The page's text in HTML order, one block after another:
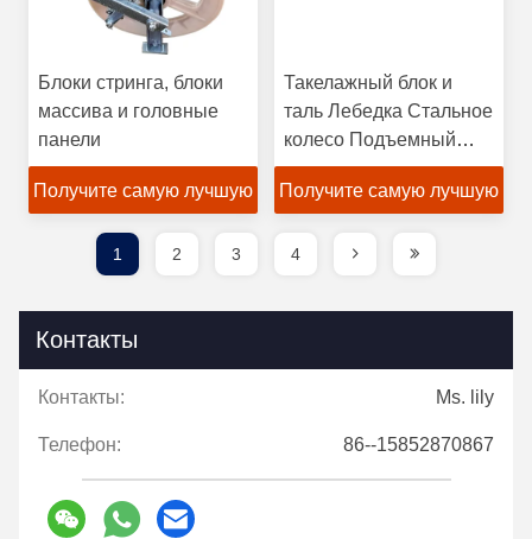
Блоки стринга, блоки
массива и головные
панели
Получите самую лучшую
цену
Такелажный блок и
таль Лебедка Стальное
колесо Подъемный
шкив
Получите самую лучшую
1 2 3 4
Контакты
Контакты: Ms. lily
Телефон: 86--15852870867